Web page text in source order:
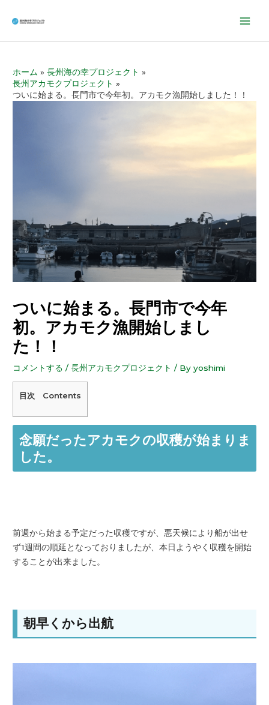
ホーム
長州海の幸プロジェクト
長州アカモクプロジェクト
ついに始まる。長門市で今年初。アカモク漁開始しました！！
ついに始まる。長門市で今年
初。アカモク漁開始しまし
た！！
コメントする /長州アカモクプロジェクト / Byyoshimi
目次 Contents
念願だったアカモクの収穫が始まりま
した。
前週から始まる予定だった収穫ですが、悪天候により船が出せ
ず1週間の順延となっておりましたが、本日ようやく収穫を開始
することが出来ました。
朝早くから出航